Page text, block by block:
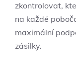
zkontrolovat,
na každé
maximální
zásilky.